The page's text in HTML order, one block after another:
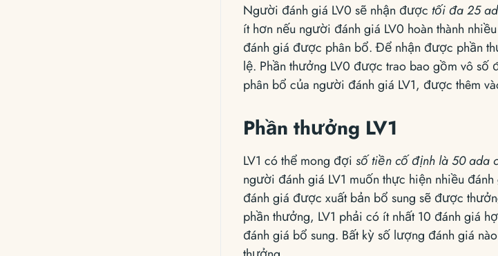
Người đánh giá LV0 sẽ nhận được tối đa 25
ít hơn nếu người đánh giá LV0 hoàn thành
đánh giá được phân bổ. Để nhận được phần
lệ. Phần thưởng LV0 được trao bao gồm vô số
phân bổ của người đánh giá LV1, được thêm
Phần thưởng LV1
LV1 có thể mong đợi số tiền cố định là 50 ada
người đánh giá LV1 muốn thực hiện nhiều
đánh giá được xuất bản bổ sung sẽ được
phần thưởng, LV1 phải có ít nhất 10 đánh giá
đánh giá bổ sung. Bất kỳ số lượng đánh giá